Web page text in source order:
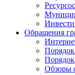
Обращения
Обзоры